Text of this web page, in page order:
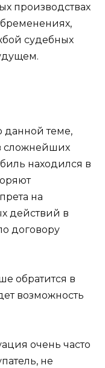
производствах
судебных
данной теме,
сложнейших
находился в
на
действий в
договору
обратится в
возможность
очень часто
не